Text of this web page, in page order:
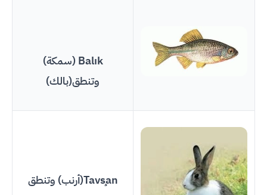
Balık (سمكة)
وتنطق(بالك)
Tavşan(أرنب) وتنطق